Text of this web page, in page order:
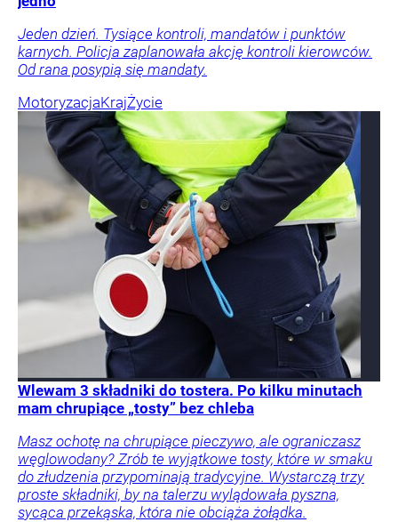
Jeden dzień. Tysiące kontroli, mandatów i punktów
karnych. Policja zaplanowała akcję kontroli kierowców.
Od rana posypią się mandaty.
MotoryzacjaKrajŻycie
Wlewam 3 składniki do tostera. Po kilku minutach
mam chrupiące „tosty” bez chleba
Masz ochotę na chrupiące pieczywo, ale ograniczasz
węglowodany? Zrób te wyjątkowe tosty, które w smaku
do złudzenia przypominają tradycyjne. Wystarczą trzy
proste składniki, by na talerzu wylądowała pyszna,
sycąca przekąska, która nie obciąża żołądka.